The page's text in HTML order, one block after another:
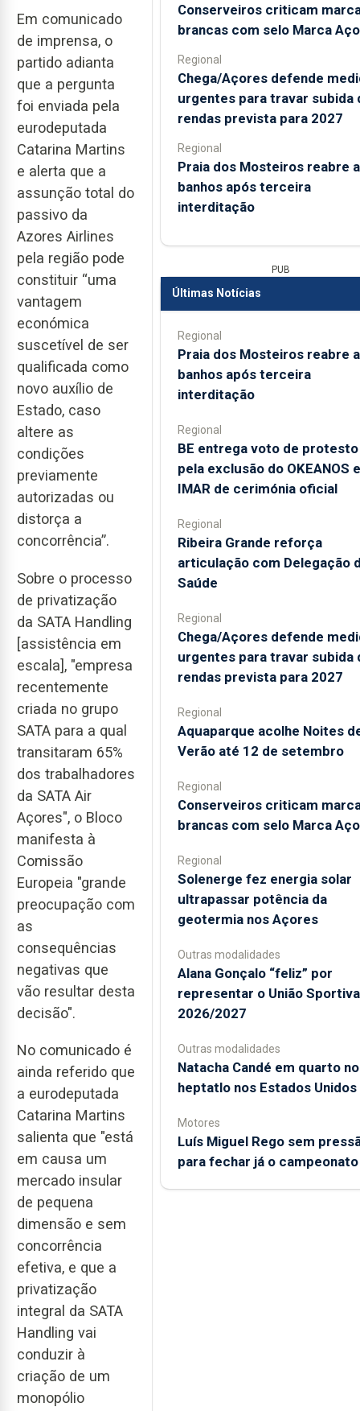
Em comunicado
de imprensa, o
partido adianta
que a pergunta
foi enviada pela
eurodeputada
Catarina Martins
e alerta que a
assunção total do
passivo da
Azores Airlines
pela região pode
constituir “uma
vantagem
económica
suscetível de ser
qualificada como
novo auxílio de
Estado, caso
altere as
condições
previamente
autorizadas ou
distorça a
concorrência”.
Sobre o processo
de privatização
da SATA Handling
[assistência em
escala], "empresa
recentemente
criada no grupo
SATA para a qual
transitaram 65%
dos trabalhadores
da SATA Air
Açores", o Bloco
manifesta à
Comissão
Europeia "grande
preocupação com
as
consequências
negativas que
vão resultar desta
decisão".
No comunicado é
ainda referido que
a eurodeputada
Catarina Martins
salienta que "está
em causa um
mercado insular
de pequena
dimensão e sem
concorrência
efetiva, e que a
privatização
integral da SATA
Handling vai
conduzir à
criação de um
monopólio
Conserveiros criticam
brancas com selo Marca
Regional
Chega/Açores defende
urgentes para travar subida
rendas prevista para 2027
Regional
Praia dos Mosteiros reabre a
banhos após terceira
interditação
PUB
Últimas Notícias
Regional
Praia dos Mosteiros reabre a
banhos após terceira
interditação
Regional
BE entrega voto de protesto
pela exclusão do OKEANOS e
IMAR de cerimónia oficial
Regional
Ribeira Grande reforça
articulação com Delegação
Saúde
Regional
Chega/Açores defende
urgentes para travar subida
rendas prevista para 2027
Regional
Aquaparque acolhe Noites
Verão até 12 de setembro
Regional
Conserveiros criticam
brancas com selo Marca
Regional
Solenerge fez energia solar
ultrapassar potência da
geotermia nos Açores
Outras modalidades
Alana Gonçalo “feliz” por
representar o União
2026/2027
Outras modalidades
Natacha Candé em quarto no
heptatlo nos Estados Unidos
Motores
Luís Miguel Rego sem
para fechar já o campeonato